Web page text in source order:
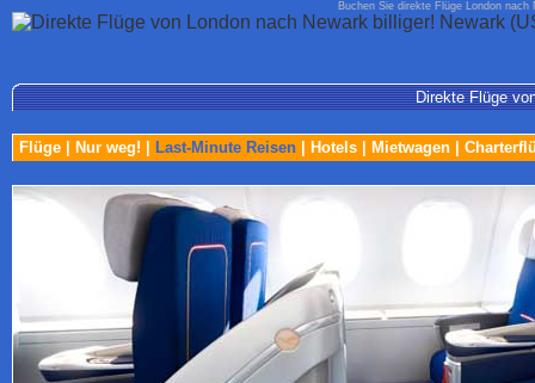
Buchen Sie direkte Flüge London
Direkte Flüge
Flüge Nur weg! Last-Minute Reisen Hotels Mietwagen